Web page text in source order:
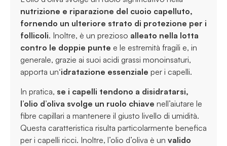
nutrizione e riparazione del cuoio capelluto,
fornendo un ulteriore strato di protezione per i
follicoli. Inoltre, è un prezioso alleato nella lotta
contro le doppie punte e le estremità fragili e, in
generale, grazie ai suoi acidi grassi monoinsaturi,
apporta un‘idratazione essenziale per i capelli.
In pratica, se i capelli tendono a disidratarsi,
l’olio d’oliva svolge un ruolo chiave nell’aiutare le
fibre capillari a mantenere il giusto livello di umidità.
Questa caratteristica risulta particolarmente benefica
per i capelli ricci. Inoltre, l’olio d’oliva è un valido